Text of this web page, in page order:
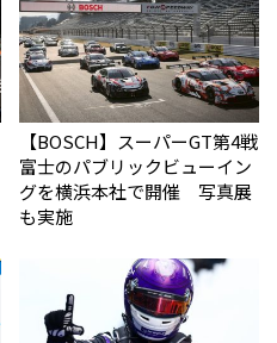
【BOSCH】スーパーGT第4戦
富士のパブリックビューイン
グを横浜本社で開催 写真展
も実施